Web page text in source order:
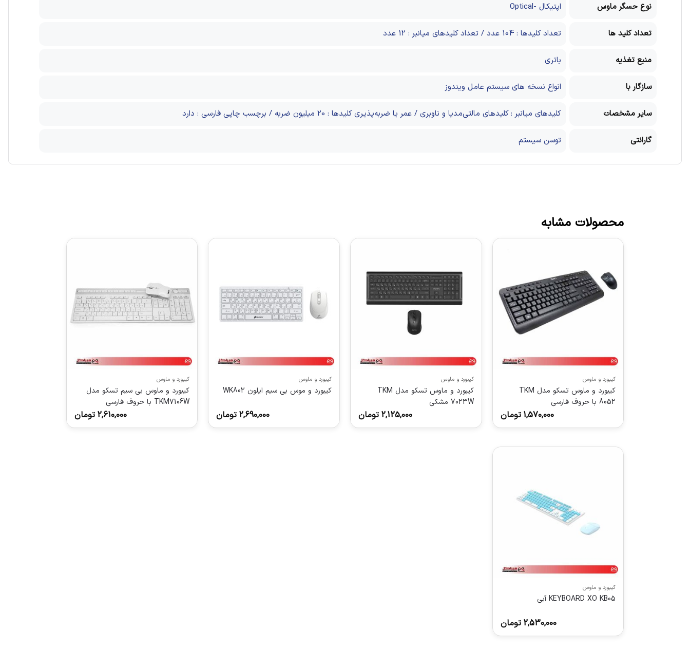
نوع حسگر ماوس اپتیکال -Optical
تعداد کلید ها تعداد کلیدها : 104 عدد / تعداد کلیدهای میانبر : 12 عدد
منبع تغذیه باتری
سازگار با انواع نسخه های سیستم عامل ویندوز
سایر مشخصات کلیدهای میانبر : کلیدهای مالتی‌مدیا و ناوبری / عمر یا ضربه‌پذیری کلیدها : 20 میلیون ضربه / برچسب چاپی فارسی : دارد
گارانتی توسن سیستم
محصولات مشابه
کیبورد و ماوس
کیبورد و ماوس تسکو مدل TKM
8052 با حروف فارسی
1,570,000 تومان
کیبورد و ماوس
کیبورد و ماوس تسکو مدل TKM
7023W مشکی
2,125,000 تومان
کیبورد و ماوس
کیبورد و موس بی سیم ایلون WK802
2,690,000 تومان
کیبورد و ماوس
کیبورد و ماوس بی سیم تسکو مدل
TKM7106W با حروف فارسی
2,610,000 تومان
کیبورد و ماوس
KEYBOARD XO KB05 آبی
2,530,000 تومان